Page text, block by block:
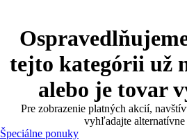
tejto kategórii už
alebo je tovar
Pre zobrazenie platných akcií,
vyhľadajte
Špeciálne ponuky